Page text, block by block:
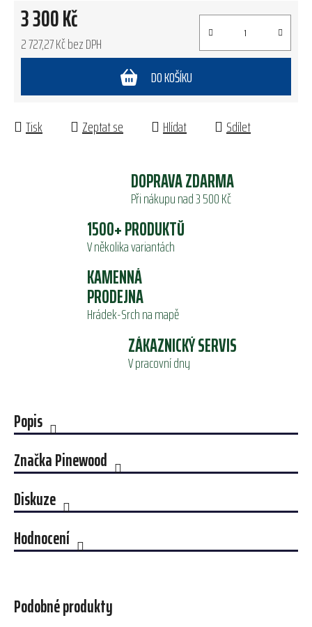
3 300 Kč
2 727,27 Kč bez DPH
DO KOŠÍKU
Tisk Zeptat se Hlídat Sdílet
DOPRAVA ZDARMA
Při nákupu nad 3 500 Kč
1500+ PRODUKTŮ
V několika variantách
KAMENNÁ
PRODEJNA
Hrádek-Srch na mapě
ZÁKAZNICKÝ SERVIS
V pracovní dny
Popis
ZnačkaPinewood
Diskuze
Hodnocení
Podobné produkty